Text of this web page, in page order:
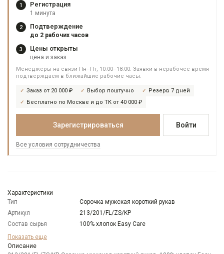
1 Регистрация
1 минута
2 Подтверждение
до 2 рабочих часов
3 Цены открыты
цена и заказ
Менеджеры на связи Пн–Пт, 10:00–18:00. Заявки в нерабочее время
подтверждаем в ближайшие рабочие часы.
Заказ от 20 000 ₽ Выбор поштучно
Резерв 7 дней
Бесплатно по Москве и до ТК от 40 000 ₽
Зарегистрироваться Войти
Все условия сотрудничества
Характеристики
Тип
Сорочка мужская короткий рукав
Артикул
213/201/FL/ZS/KP
Состав сырья
100% хлопок Easy Care
Бренд
Особенности
Показать еще
Описание